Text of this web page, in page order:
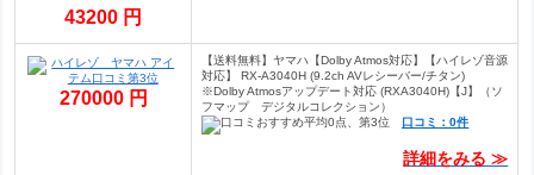
43200 円
270000 円
【送料無料】ヤマハ【Dolby Atmos対応】【ハイレゾ音源
対応】 RX-A3040H (9.2ch AVレシーバー/チタン)
※Dolby Atmosアップデート対応 (RXA3040H)【J】（ソ
フマップ デジタルコレクション）
口コミ：0件
詳細をみる ≫